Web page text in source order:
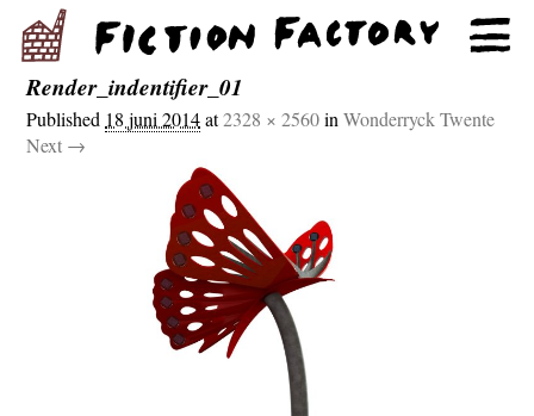
Render_indentifier_01
Published 18 juni 2014at2328 × 2560inWonderryck Twente
Next →